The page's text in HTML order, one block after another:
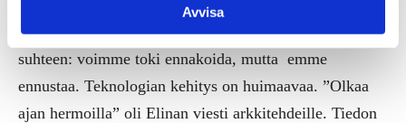
Avvisa
meille kutkuttavan kurkistuksen tulevaisuuteen. Elinan
puheessa korostui nöyryys tulevaisuuden ennustamisen
suhteen: voimme toki ennakoida, mutta emme
ennustaa. Teknologian kehitys on huimaavaa. ”Olkaa
ajan hermoilla” oli Elinan viesti arkkitehdeille. Tiedon